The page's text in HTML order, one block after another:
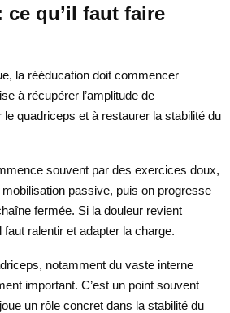
ce qu’il faut faire
la rééducation doit commencer
à récupérer l’amplitude de
quadriceps et à restaurer la stabilité du
souvent par des exercices doux,
passive, puis on progresse
fermée. Si la douleur revient
ralentir et adapter la charge.
notamment du vaste interne
important. C’est un point souvent
un rôle concret dans la stabilité du